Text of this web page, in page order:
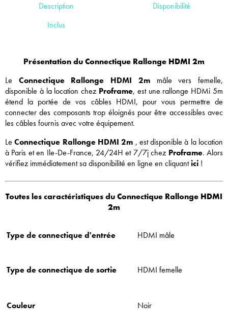
Description
Disponibilité
Inclus
Présentation du Connectique Rallonge HDMI 2m
Le Connectique Rallonge HDMI 2m
mâle vers femelle,
disponible à la location chez Proframe, est une rallonge HDMi 5m
étend la portée de vos câbles HDMI, pour vous permettre de
connecter des composants trop éloignés pour être accessibles avec
les câbles fournis avec votre équipement.
LeConnectique Rallonge HDMI 2m , est disponible à la location
à Paris et en Ile-De-France, 24/24H et 7/7j chez Proframe. Alors
vérifiez immédiatement sa disponibilité en ligne en cliquantici !
Toutes les caractéristiques du Connectique Rallonge HDMI
2m
Type de connectique d'entrée HDMI mâle
Type de connectique de sortie HDMI femelle
Couleur Noir